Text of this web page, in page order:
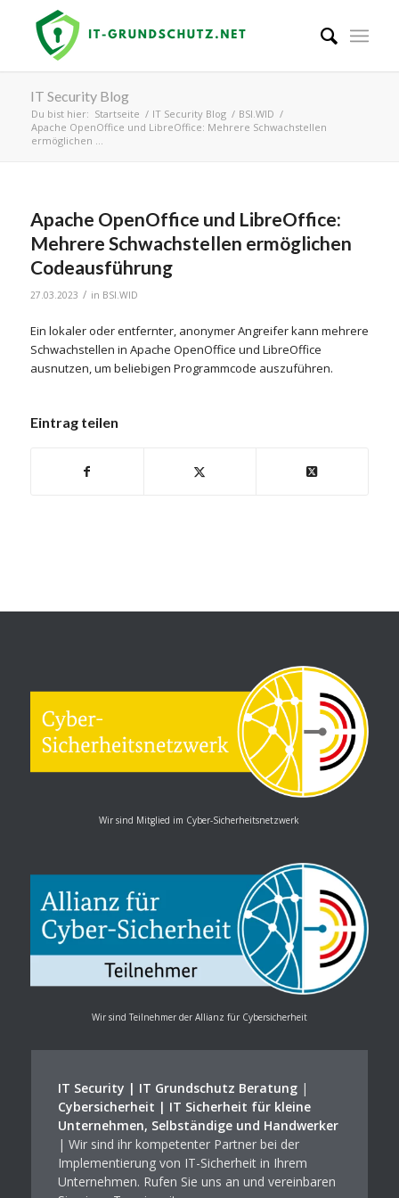
IT Security Blog
Du bist hier: Startseite / IT Security Blog / BSI.WID /
Apache OpenOffice und LibreOffice: Mehrere Schwachstellen
ermöglichen ...
Apache OpenOffice und LibreOffice:
Mehrere Schwachstellen ermöglichen
Codeausführung
27.03.2023 / in BSI.WID
Ein lokaler oder entfernter, anonymer Angreifer kann mehrere
Schwachstellen in Apache OpenOffice und LibreOffice
ausnutzen, um beliebigen Programmcode auszuführen.
Eintrag teilen
Wir sind Mitglied im Cyber-Sicherheitsnetzwerk
Wir sind Teilnehmer der Allianz für Cybersicherheit
IT Security | IT Grundschutz Beratung|
Cybersicherheit | IT Sicherheit für kleine
Unternehmen, Selbständige und Handwerker
| Wir sind ihr kompetenter Partner bei der
Implementierung von IT-Sicherheit in Ihrem
Unternehmen. Rufen Sie uns an und vereinbaren